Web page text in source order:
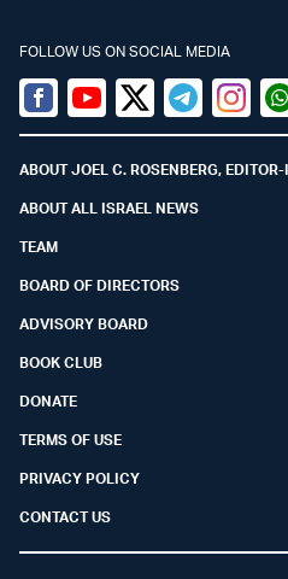
FOLLOW US ON SOCIAL MEDIA
Facebook
YoutubeTwitter (X)
Telegram
ABOUT JOEL C. ROSENBERG,
ABOUT ALL ISRAEL NEWS
TEAM
BOARD OF DIRECTORS
ADVISORY BOARD
BOOK CLUB
DONATE
TERMS OF USE
PRIVACY POLICY
CONTACT US